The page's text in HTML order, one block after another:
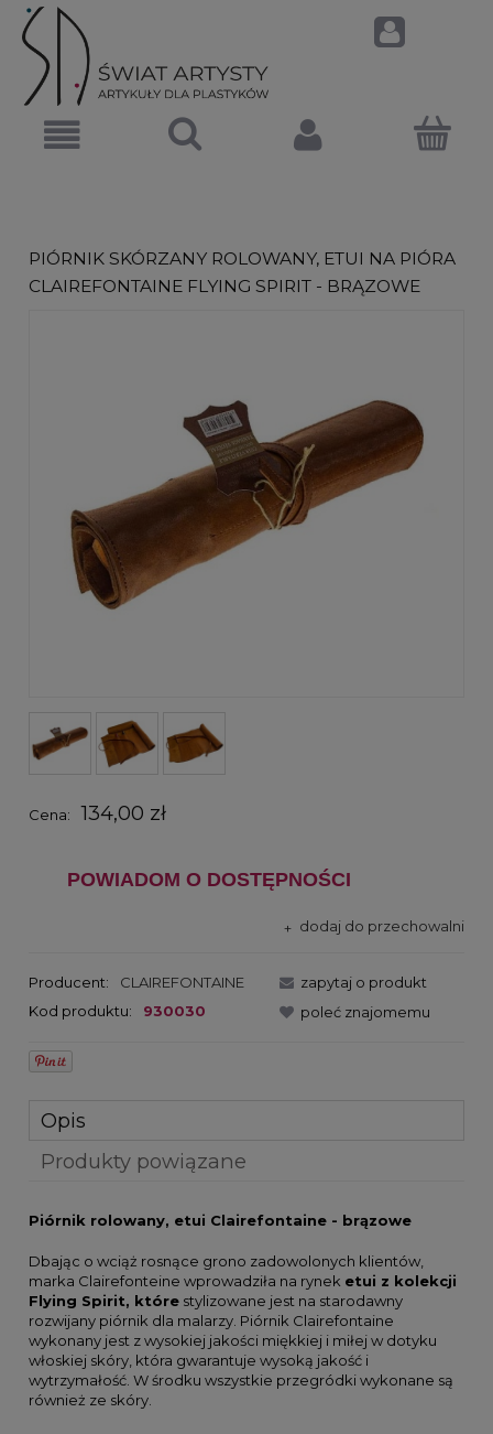
PIÓRNIK SKÓRZANY ROLOWANY, ETUI NA PIÓRA
CLAIREFONTAINE FLYING SPIRIT - BRĄZOWE
Cena: 134,00 zł
POWIADOM O DOSTĘPNOŚCI
dodaj do przechowalni
Producent:
CLAIREFONTAINE
Kod produktu:
930030
zapytaj o produkt
poleć znajomemu
Opis
Produkty powiązane
Piórnik rolowany, etui Clairefontaine - brązowe
Dbając o wciąż rosnące grono zadowolonych klientów,
marka Clairefonteine wprowadziła na rynek etui z kolekcji
Flying Spirit, które stylizowane jest na starodawny
rozwijany piórnik dla malarzy. Piórnik Clairefontaine
wykonany jest z wysokiej jakości miękkiej i miłej w dotyku
włoskiej skóry, która gwarantuje wysoką jakość i
wytrzymałość. W środku wszystkie przegródki wykonane są
również ze skóry.